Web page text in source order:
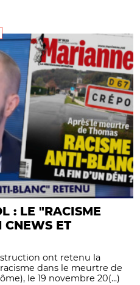
: LE "RACISME
CNEWS ET
ont retenu la
dans le meurtre de
le 19 novembre 20(...)